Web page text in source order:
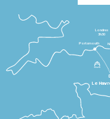
Le
Londres
3h30
Portsmouth